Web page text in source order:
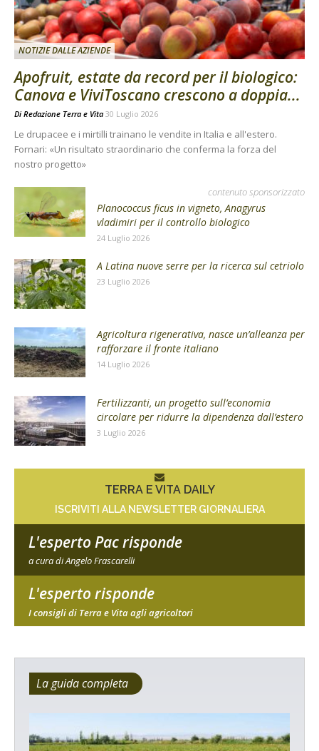
NOTIZIE DALLE AZIENDE
Apofruit, estate da record per il biologico:
Canova e ViviToscano crescono a doppia...
Di Redazione Terra e Vita 30 Luglio 2026
Le drupacee e i mirtilli trainano le vendite in Italia e all'estero.
Fornari: «Un risultato straordinario che conferma la forza del
nostro progetto»
contenuto sponsorizzato
Planococcus ficus in vigneto, Anagyrus
vladimiri per il controllo biologico
24 Luglio 2026
A Latina nuove serre per la ricerca sul cetriolo
23 Luglio 2026
Agricoltura rigenerativa, nasce un’alleanza per
rafforzare il fronte italiano
14 Luglio 2026
Fertilizzanti, un progetto sull’economia
circolare per ridurre la dipendenza dall’estero
3 Luglio 2026
TERRA E VITA DAILY
ISCRIVITI ALLA NEWSLETTER GIORNALIERA
L'esperto Pac risponde
a cura di Angelo Frascarelli
L'esperto risponde
I consigli di Terra e Vita agli agricoltori
La guida completa